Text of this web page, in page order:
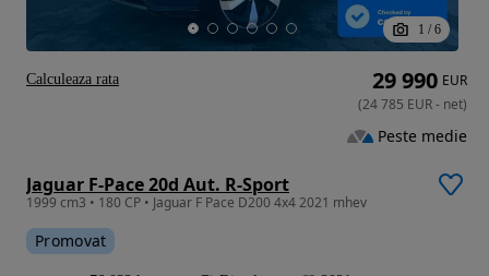
1 / 6
Jaguar F-Pace 20d Aut. R-Sport
1999 cm3 • 180 CP • Jaguar F Pace D200 4x4 2021 mhev
Promovat
29 990 EUR
(24 785 EUR- net)
Peste medie
Calculeaza rata